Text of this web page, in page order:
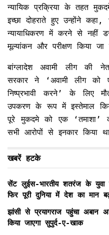
न्यायिक प्रक्रिया के तहत
इच्छा दोहराते हुए उन्होंने
न्यायाधिकरण में करने से नहीं
मूल्यांकन और परीक्षण किया
बांग्लादेश अवामी लीग की
सरकार ने ‘अवामी लीग
निष्प्रभावी करने’ के लिए
उपकरण के रूप में इस्तेमाल
पूरे मुकदमे को एक ‘तमाशा’
सभी आरोपों से इनकार किया
खबरें हटके
सेंट लुईस-भारतीय शतरंज के युवा
फिर पूरी दुनिया में देश का मान
झांसी से प्रयागराज पहुंचा
किया जाएगा सुपुर्द-ए-खाक